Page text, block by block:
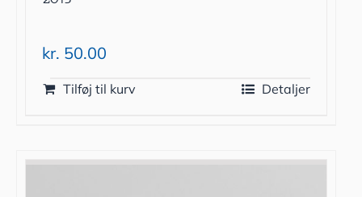
kr. 50.00
Tilføj til kurv Detaljer